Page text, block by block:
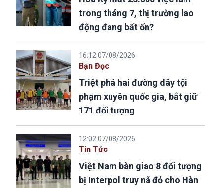
trong tháng 7, thị trường lao
động đang bất ổn?
16:12 07/08/2026
Bạn Đọc
Triệt phá hai đường dây tội
phạm xuyên quốc gia, bắt giữ
171 đối tượng
12:02 07/08/2026
Tin Tức
Việt Nam bàn giao 8 đối tượng
bị Interpol truy nã đỏ cho Hàn